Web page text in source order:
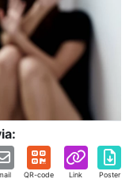
QR-code Link Poster